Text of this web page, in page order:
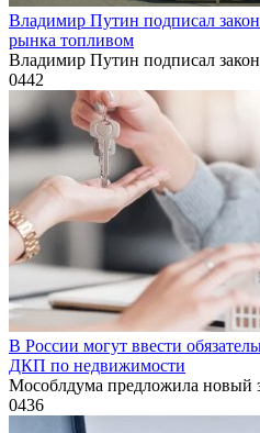
Владимир Путин подписал
рынка топливом
Владимир Путин подписал
0442
В России могут ввести
ДКП по недвижимости
Мособлдума предложила новый
0436